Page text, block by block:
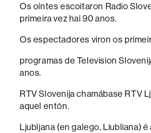
Os oíntes escoitaron Radio
primeira vez hai 90 anos.
Os espectadores viron os
programas de Television
anos.
RTV Slovenija chamábase RTV
aquel entón.
Ljubljana (en galego, Liubliana) é